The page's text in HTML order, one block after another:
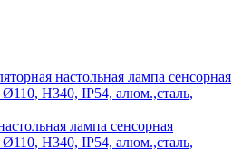
лампа сенсорная
H340, IP54, алюм.,сталь,